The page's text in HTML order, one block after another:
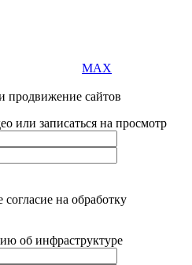
MAX
продвижение сайтов
или записаться на просмотр
на обработку
об инфраструктуре